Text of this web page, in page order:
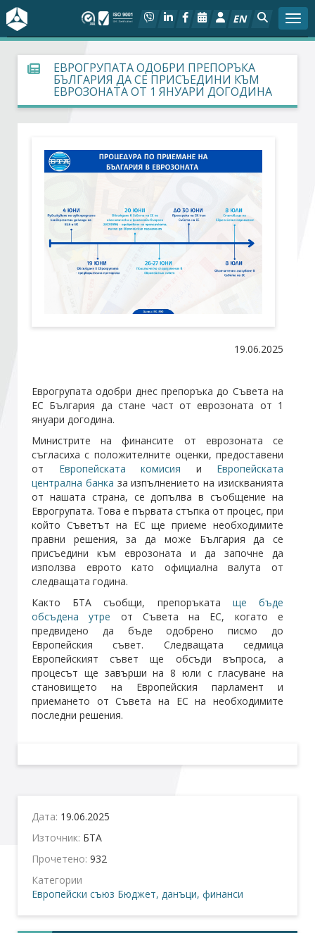
EN
За БСК
На фокус
Социален диалог
Дейности
Арбитражен съд
Абонирайте се!
ЕВРОГРУПАТА ОДОБРИ ПРЕПОРЪКА
БЪЛГАРИЯ ДА СЕ ПРИСЪЕДИНИ КЪМ
ЕВРОЗОНАТА ОТ 1 ЯНУАРИ ДОГОДИНА
19.06.2025
Еврогрупата одобри днес препоръка до Съвета на
ЕС България да стане част отеврозоната от 1
януари догодина.
Министрите на финансите от еврозоната се
съгласиха с положителните оценки, предоставени
от Европейската комисия и Европейската
централна банка за изпълнението на изискванията
от нашата страна, се допълва в съобщение на
Еврогрупата. Това е първата стъпка от процес, при
който Съветът на ЕС ще приеме необходимите
правни решения, за да може България да се
присъедини къмеврозоната и да започне да
използва еврото като официална валута от
следващата година.
Както БТА съобщи, препоръката ще бъде
обсъдена утре от Съвета на ЕС, когато е
предвидено да бъде одобрено писмо до
Европейския съвет. Следващата седмица
Европейският съвет ще обсъди въпроса, а
процесът ще завърши на 8 юли с гласуване на
становището на Европейския парламент и
приемането от Съвета на ЕС на необходимите
последни решения.
Дата: 19.06.2025
Източник: БТА
Прочетено: 932
Категории
Европейски съюз Бюджет, данъци, финанси